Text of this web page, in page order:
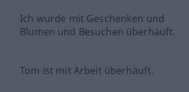
Ich wurde mit Geschenken und
Blumen und Besuchen überhäuft.
Tom ist mit Arbeit überhäuft.